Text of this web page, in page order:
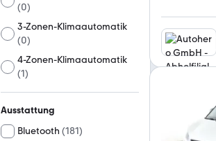
(0)
3-Zonen-Klimaautomatik
(0)
4-Zonen-Klimaautomatik
(1)
Ausstattung
Bluetooth (181)